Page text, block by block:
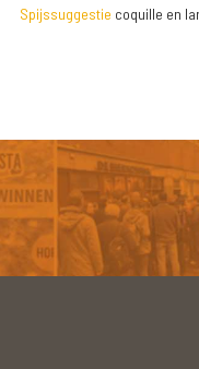
Spijssuggestie coquille en